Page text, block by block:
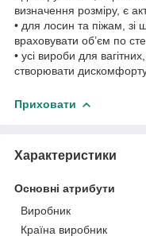
визначення розміру, є
• для лосин та піжам,
враховувати об’єм по
• усі вироби для
створювати
Приховати
Характеристики
Основні атрибути
Виробник
Країна виробник